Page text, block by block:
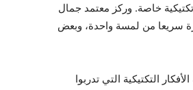
تكتيكية خاصة. وركز معتمد جمال
سريعا من لمسة واحدة، وبعض
التكتيكية التي تدربوا